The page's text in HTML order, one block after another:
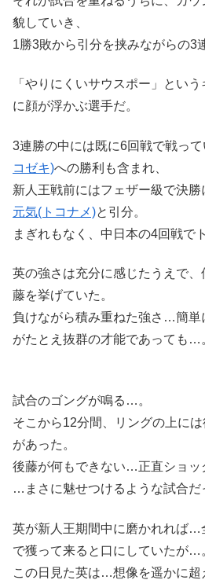
貌していき、
1勝3敗から引分を挟みながらの3
「やりにくいサウスポー」とい
に顔が浮かぶ選手だ。
3連勝の中には既に6回戦で戦って
コゼキ)への勝利も含まれ、
新人王戦前にはフェザー級で決
元気(トコナメ)と引分。
まぎれもなく、中日本の4回戦で
英の強さは充分に感じたうえで
藤を挙げていた。
負けながら積み重ねた強さ…簡
がたとえ抜群の才能であっても…
試合のゴングが鳴る…。
そこから12分間、リングの上に
があった。
後藤が何もできない…正直ショッ
…まさに魅せつけるような試合だ
英が新人王期間中に磨かれれば…
で獲って来ると口にしていたが…
この日見た英は…想像を遥かに超